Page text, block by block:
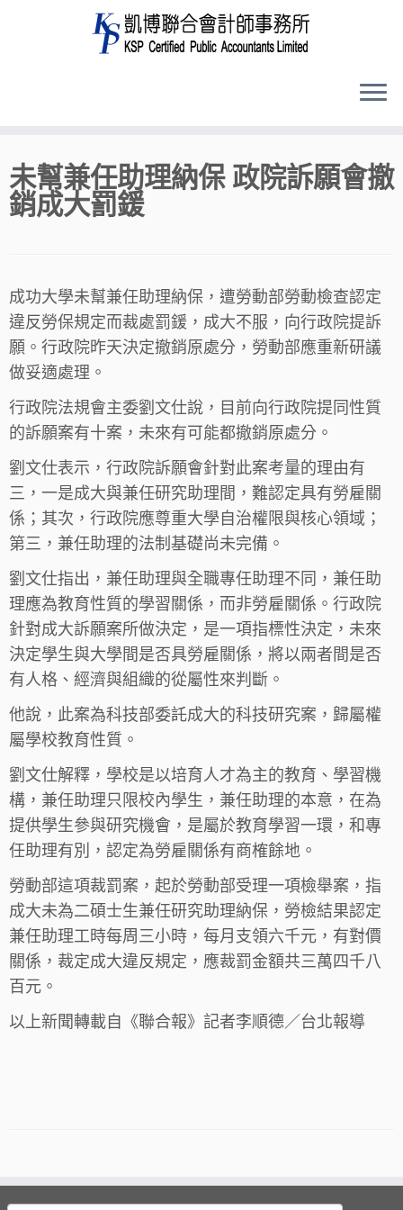
to
content
未幫兼任助理納保 政院訴願會撤
銷成大罰鍰
成功大學未幫兼任助理納保，遭勞動部勞動檢查認定
違反勞保規定而裁處罰鍰，成大不服，向行政院提訴
願。行政院昨天決定撤銷原處分，勞動部應重新研議
做妥適處理。
行政院法規會主委劉文仕說，目前向行政院提同性質
的訴願案有十案，未來有可能都撤銷原處分。
劉文仕表示，行政院訴願會針對此案考量的理由有
三，一是成大與兼任研究助理間，難認定具有勞雇關
係；其次，行政院應尊重大學自治權限與核心領域；
第三，兼任助理的法制基礎尚未完備。
劉文仕指出，兼任助理與全職專任助理不同，兼任助
理應為教育性質的學習關係，而非勞雇關係。行政院
針對成大訴願案所做決定，是一項指標性決定，未來
決定學生與大學間是否具勞雇關係，將以兩者間是否
有人格、經濟與組織的從屬性來判斷。
他說，此案為科技部委託成大的科技研究案，歸屬權
屬學校教育性質。
劉文仕解釋，學校是以培育人才為主的教育、學習機
構，兼任助理只限校內學生，兼任助理的本意，在為
提供學生參與研究機會，是屬於教育學習一環，和專
任助理有別，認定為勞雇關係有商榷餘地。
勞動部這項裁罰案，起於勞動部受理一項檢舉案，指
成大未為二碩士生兼任研究助理納保，勞檢結果認定
兼任助理工時每周三小時，每月支領六千元，有對價
關係，裁定成大違反規定，應裁罰金額共三萬四千八
百元。
以上新聞轉載自《聯合報》記者李順德／台北報導